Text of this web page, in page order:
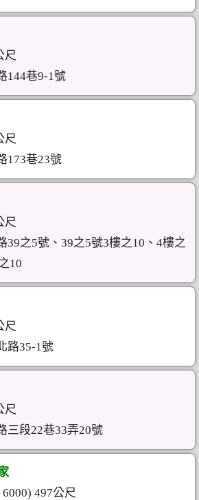
尺
144巷9-1號
尺
173巷23號
尺
39之5號、39之5號3樓之10、4樓之
10
尺
路35-1號
尺
三段22巷33弄20號
6000) 497公尺